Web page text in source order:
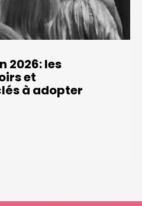
2026: les
et
à adopter